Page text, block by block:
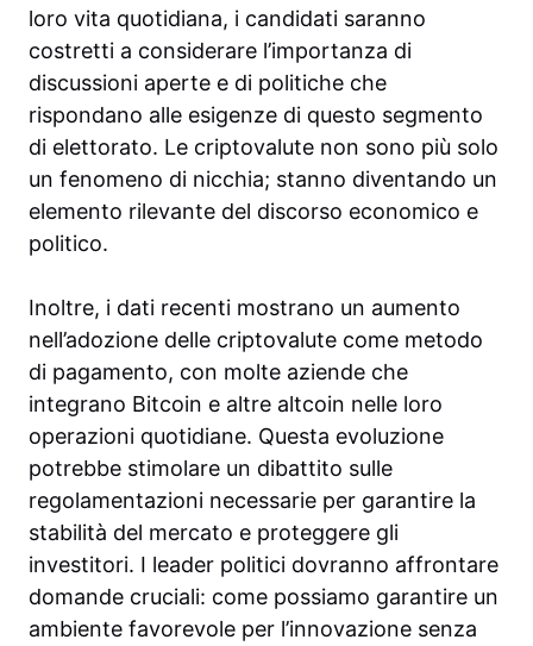
loro vita quotidiana, i candidati saranno
costretti a considerare l’importanza di
discussioni aperte e di politiche che
rispondano alle esigenze di questo segmento
di elettorato. Le criptovalute non sono più solo
un fenomeno di nicchia; stanno diventando un
elemento rilevante del discorso economico e
politico.
Inoltre, i dati recenti mostrano un aumento
nell’adozione delle criptovalute come metodo
di pagamento, con molte aziende che
integrano Bitcoin e altre altcoin nelle loro
operazioni quotidiane. Questa evoluzione
potrebbe stimolare un dibattito sulle
regolamentazioni necessarie per garantire la
stabilità del mercato e proteggere gli
investitori. I leader politici dovranno affrontare
domande cruciali: come possiamo garantire un
ambiente favorevole per l’innovazione senza